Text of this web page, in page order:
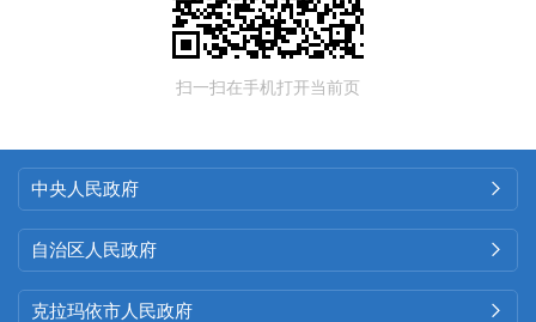
扫一扫在手机打开当前页
中央人民政府 
自治区人民政府 
克拉玛依市人民政府 